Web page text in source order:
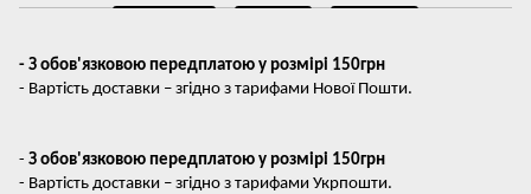
- З обов'язковою передплатою у розмірі 150грн
- Вартість доставки – згідно з тарифами Нової Пошти.
- З обов'язковою передплатою у розмірі 150грн
- Вартість доставки – згідно з тарифами Укрпошти.